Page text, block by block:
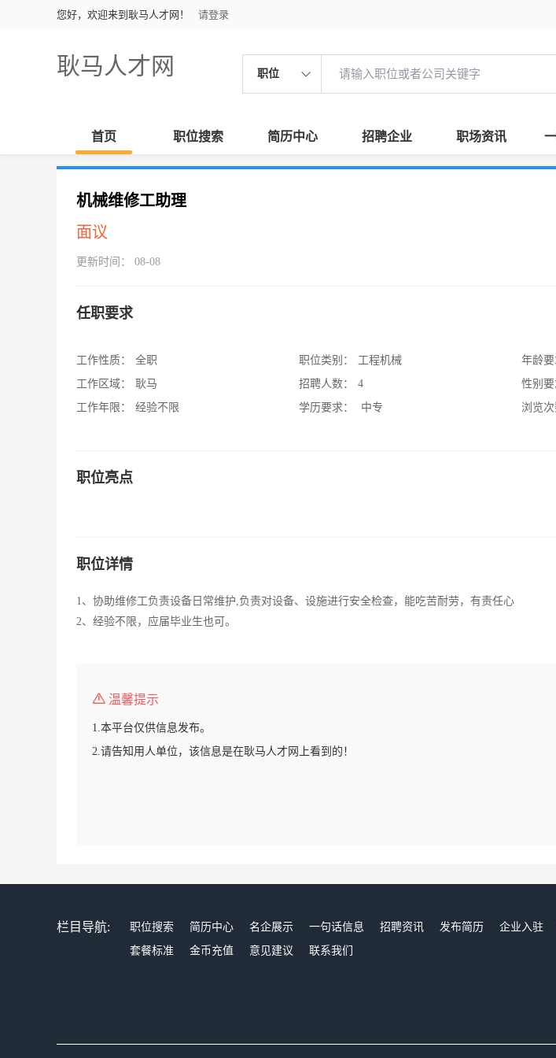
您好，欢迎来到耿马人才网！ 请登录
耿马人才网 职位
首页 职位搜索 简历中心 招聘企业 职场资讯
机械维修工助理
面议
更新时间： 08-08
任职要求
工作性质：
全职
工作区域：
耿马
工作年限：
经验不限
职位类别：
工程机械
招聘人数：
4
学历要求：
中专
年龄要
性别要
浏览次
职位亮点
职位详情
1、协助维修工负责设备日常维护,负责对设备、设施进行安全检查，能吃苦耐劳，有责任心
2、经验不限，应届毕业生也可。
温馨提示
1.本平台仅供信息发布。
2.请告知用人单位，该信息是在耿马人才网上看到的！
栏目导航: 职位搜索 简历中心 名企展示 一句话信息 招聘资讯 发布简历 企业入驻
套餐标准
金币充值 意见建议 联系我们